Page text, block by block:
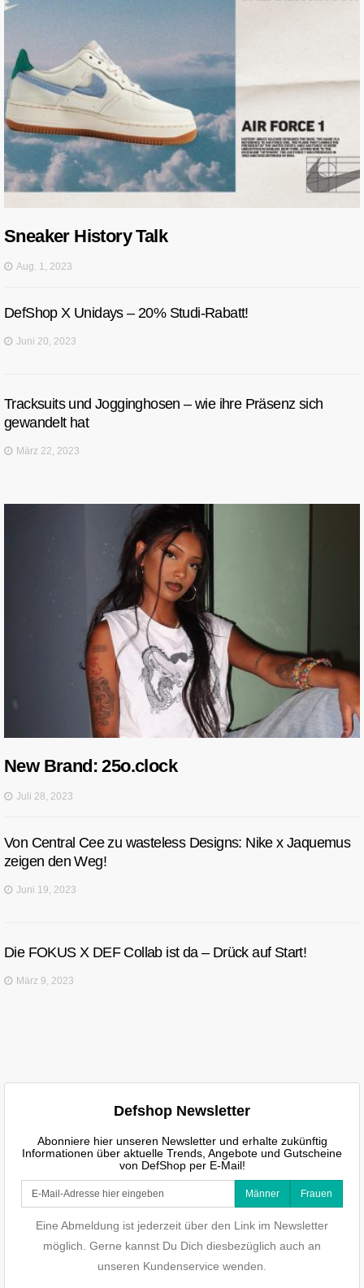
Sneaker History Talk
Aug. 1, 2023
DefShop X Unidays – 20% Studi-Rabatt!
Juni 20, 2023
Tracksuits und Jogginghosen – wie ihre Präsenz sich
gewandelt hat
März 22, 2023
New Brand: 25o.clock
Juli 28, 2023
Von Central Cee zu wasteless Designs: Nike x Jaquemus
zeigen den Weg!
Juni 19, 2023
Die FOKUS X DEF Collab ist da – Drück auf Start!
März 9, 2023
Defshop Newsletter
Abonniere hier unseren Newsletter und erhalte zukünftig
Informationen über aktuelle Trends, Angebote und Gutscheine
von DefShop per E-Mail!
Männer Frauen
Eine Abmeldung ist jederzeit über den Link im Newsletter
möglich. Gerne kannst Du Dich diesbezüglich auch an
unseren Kundenservice wenden.